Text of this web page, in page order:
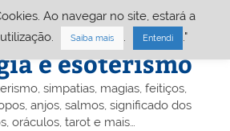
A&E – Portal
e esoterismo
simpatias, magias, feitiços,
anjos, salmos, significado dos
oráculos, tarot e mais…
Ao navegar no site, estará a
Saiba mais Entendi ."